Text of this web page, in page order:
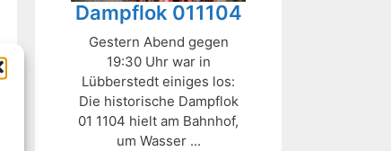
Dampflok 011104
Gestern Abend gegen
19:30 Uhr war in
Lübberstedt einiges los:
Die historische Dampflok
01 1104 hielt am Bahnhof,
um Wasser ...